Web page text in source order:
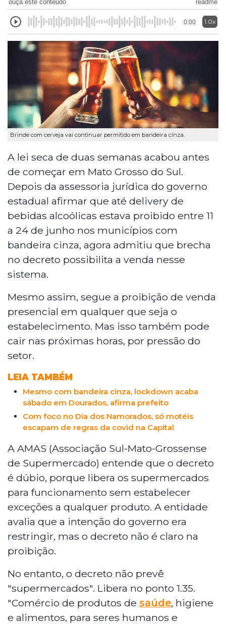
ouça este conteúdo readme
0:00 1.0x
Brinde com cerveja vai continuar permitido em bandeira cinza.
A lei seca de duas semanas acabou antes
de começar em Mato Grosso do Sul.
Depois da assessoria jurídica do governo
estadual afirmar que até delivery de
bebidas alcoólicas estava proibido entre 11
a 24 de junho nos municípios com
bandeira cinza, agora admitiu que brecha
no decreto possibilita a venda nesse
sistema.
Mesmo assim, segue a proibição de venda
presencial em qualquer que seja o
estabelecimento. Mas isso também pode
cair nas próximas horas, por pressão do
setor.
LEIA TAMBÉM
Mesmo com bandeira cinza, lockdown acaba
sábado em Dourados, afirma prefeito
Com foco no Dia dos Namorados, só motéis
escapam de regras da covid na Capital
A AMAS (Associação Sul-Mato-Grossense
de Supermercado) entende que o decreto
é dúbio, porque libera os supermercados
para funcionamento sem estabelecer
exceções a qualquer produto. A entidade
avalia que a intenção do governo era
restringir, mas o decreto não é claro na
proibição.
No entanto, o decreto não prevê
"supermercados". Libera no ponto 1.35.
"Comércio de produtos de saúde, higiene
e alimentos, para seres humanos e